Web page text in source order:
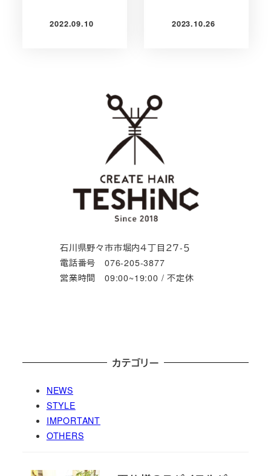
投稿日
2022.09.10
投稿日
2023.10.26
石川県野々市市堀内４丁目２７-５
電話番号 076-205-3877
営業時間 09:00~19:00 / 不定休
カテゴリー
NEWS
STYLE
IMPORTANT
OTHERS